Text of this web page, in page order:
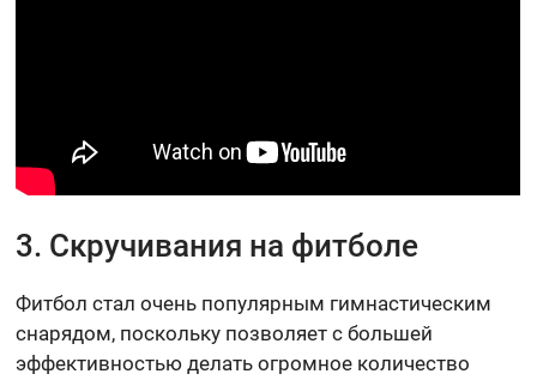
3. Скручивания на фитболе
Фитбол стал очень популярным гимнастическим
снарядом, поскольку позволяет с большей
эффективностью делать огромное количество